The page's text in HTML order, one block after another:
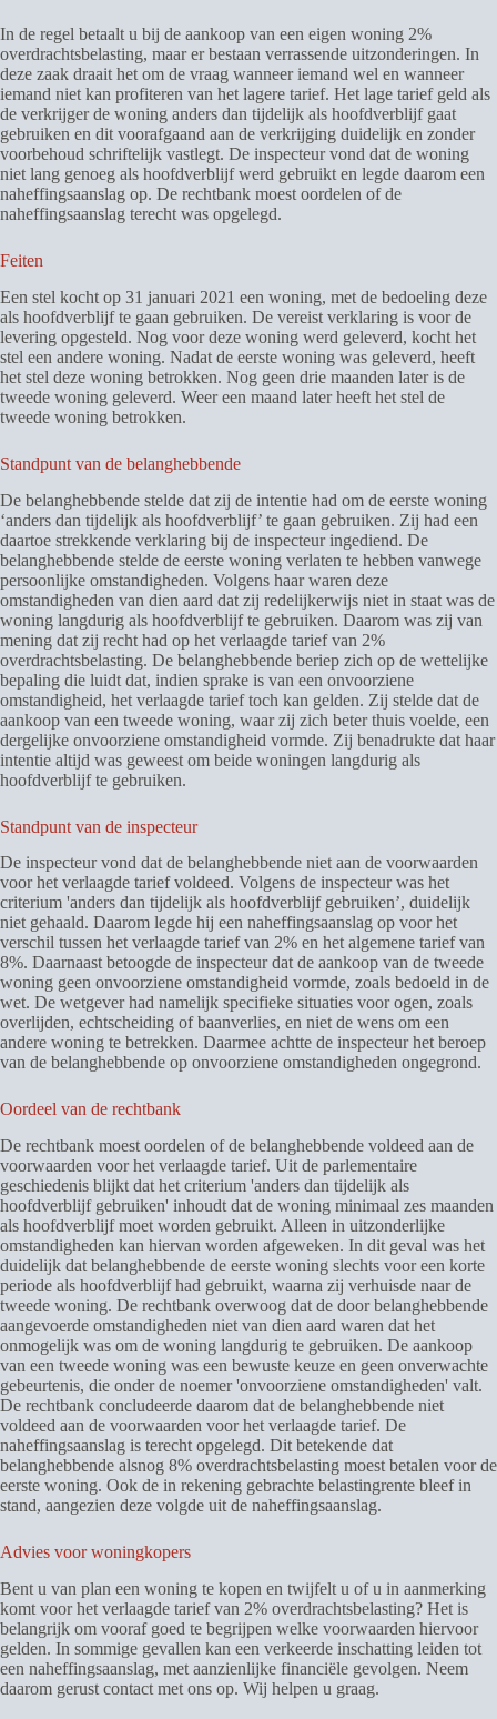
In de regel betaalt u bij de aankoop van een eigen woning 2%
overdrachtsbelasting, maar er bestaan verrassende uitzonderingen. In
deze zaak draait het om de vraag wanneer iemand wel en wanneer
iemand niet kan profiteren van het lagere tarief. Het lage tarief geld als
de verkrijger de woning anders dan tijdelijk als hoofdverblijf gaat
gebruiken en dit voorafgaand aan de verkrijging duidelijk en zonder
voorbehoud schriftelijk vastlegt. De inspecteur vond dat de woning
niet lang genoeg als hoofdverblijf werd gebruikt en legde daarom een
naheffingsaanslag op. De rechtbank moest oordelen of de
naheffingsaanslag terecht was opgelegd.
Feiten
Een stel kocht op 31 januari 2021 een woning, met de bedoeling deze
als hoofdverblijf te gaan gebruiken. De vereist verklaring is voor de
levering opgesteld. Nog voor deze woning werd geleverd, kocht het
stel een andere woning. Nadat de eerste woning was geleverd, heeft
het stel deze woning betrokken. Nog geen drie maanden later is de
tweede woning geleverd. Weer een maand later heeft het stel de
tweede woning betrokken.
Standpunt van de belanghebbende
De belanghebbende stelde dat zij de intentie had om de eerste woning
‘anders dan tijdelijk als hoofdverblijf’ te gaan gebruiken. Zij had een
daartoe strekkende verklaring bij de inspecteur ingediend. De
belanghebbende stelde de eerste woning verlaten te hebben vanwege
persoonlijke omstandigheden. Volgens haar waren deze
omstandigheden van dien aard dat zij redelijkerwijs niet in staat was de
woning langdurig als hoofdverblijf te gebruiken. Daarom was zij van
mening dat zij recht had op het verlaagde tarief van 2%
overdrachtsbelasting. De belanghebbende beriep zich op de wettelijke
bepaling die luidt dat, indien sprake is van een onvoorziene
omstandigheid, het verlaagde tarief toch kan gelden. Zij stelde dat de
aankoop van een tweede woning, waar zij zich beter thuis voelde, een
dergelijke onvoorziene omstandigheid vormde. Zij benadrukte dat haar
intentie altijd was geweest om beide woningen langdurig als
hoofdverblijf te gebruiken.
Standpunt van de inspecteur
De inspecteur vond dat de belanghebbende niet aan de voorwaarden
voor het verlaagde tarief voldeed. Volgens de inspecteur was het
criterium 'anders dan tijdelijk als hoofdverblijf gebruiken’, duidelijk
niet gehaald. Daarom legde hij een naheffingsaanslag op voor het
verschil tussen het verlaagde tarief van 2% en het algemene tarief van
8%. Daarnaast betoogde de inspecteur dat de aankoop van de tweede
woning geen onvoorziene omstandigheid vormde, zoals bedoeld in de
wet. De wetgever had namelijk specifieke situaties voor ogen, zoals
overlijden, echtscheiding of baanverlies, en niet de wens om een
andere woning te betrekken. Daarmee achtte de inspecteur het beroep
van de belanghebbende op onvoorziene omstandigheden ongegrond.
Oordeel van de rechtbank
De rechtbank moest oordelen of de belanghebbende voldeed aan de
voorwaarden voor het verlaagde tarief. Uit de parlementaire
geschiedenis blijkt dat het criterium 'anders dan tijdelijk als
hoofdverblijf gebruiken' inhoudt dat de woning minimaal zes maanden
als hoofdverblijf moet worden gebruikt. Alleen in uitzonderlijke
omstandigheden kan hiervan worden afgeweken. In dit geval was het
duidelijk dat belanghebbende de eerste woning slechts voor een korte
periode als hoofdverblijf had gebruikt, waarna zij verhuisde naar de
tweede woning. De rechtbank overwoog dat de door belanghebbende
aangevoerde omstandigheden niet van dien aard waren dat het
onmogelijk was om de woning langdurig te gebruiken. De aankoop
van een tweede woning was een bewuste keuze en geen onverwachte
gebeurtenis, die onder de noemer 'onvoorziene omstandigheden' valt.
De rechtbank concludeerde daarom dat de belanghebbende niet
voldeed aan de voorwaarden voor het verlaagde tarief. De
naheffingsaanslag is terecht opgelegd. Dit betekende dat
belanghebbende alsnog 8% overdrachtsbelasting moest betalen voor de
eerste woning. Ook de in rekening gebrachte belastingrente bleef in
stand, aangezien deze volgde uit de naheffingsaanslag.
Advies voor woningkopers
Bent u van plan een woning te kopen en twijfelt u of u in aanmerking
komt voor het verlaagde tarief van 2% overdrachtsbelasting? Het is
belangrijk om vooraf goed te begrijpen welke voorwaarden hiervoor
gelden. In sommige gevallen kan een verkeerde inschatting leiden tot
een naheffingsaanslag, met aanzienlijke financiële gevolgen. Neem
daarom gerust contact met ons op. Wij helpen u graag.